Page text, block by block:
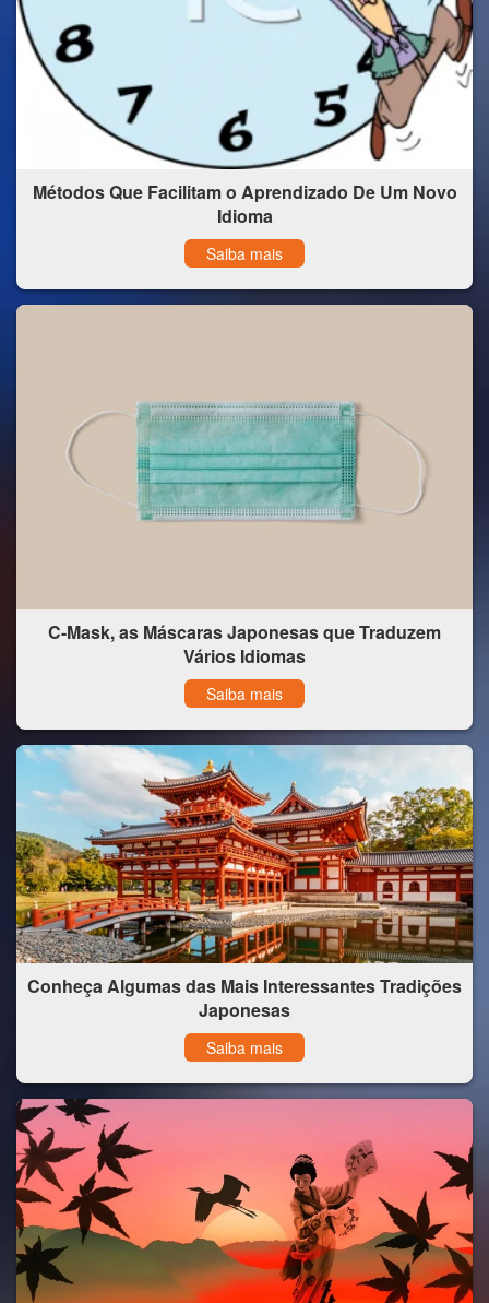
Métodos Que Facilitam o Aprendizado De Um Novo
Idioma
Saiba mais
C-Mask, as Máscaras Japonesas que Traduzem
Vários Idiomas
Saiba mais
Conheça Algumas das Mais Interessantes Tradições
Japonesas
Saiba mais